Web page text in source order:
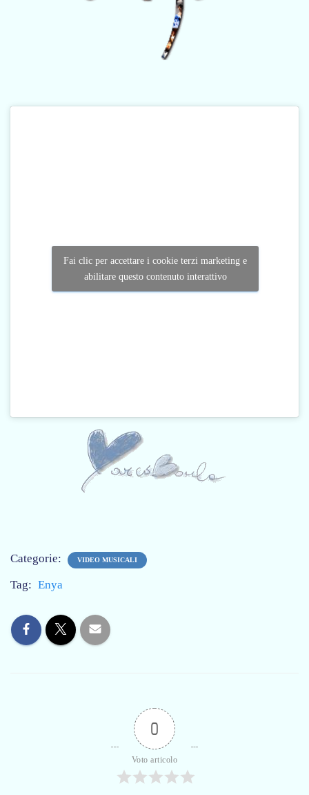
Fai clic per accettare i cookie terzi marketing e
abilitare questo contenuto interattivo
Categorie: VIDEO MUSICALI
Tag: Enya
0
Voto articolo